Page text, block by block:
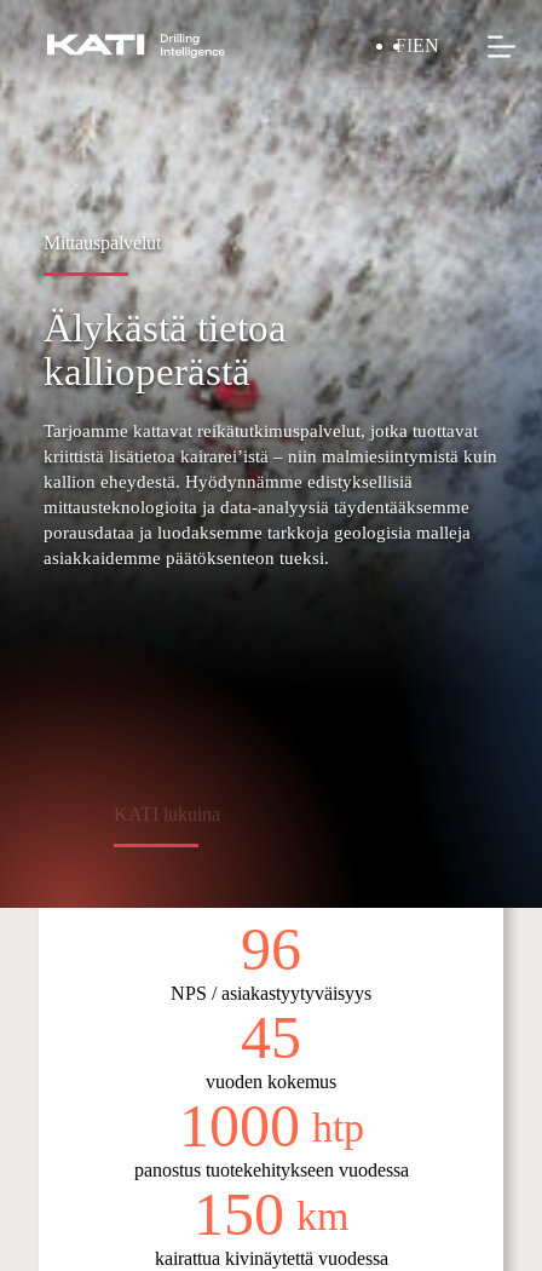
Skip
content
FIEN
Mittauspalvelut
Älykästä tietoa
kallioperästä
Tarjoamme kattavat reikätutkimuspalvelut, jotka tuottavat
kriittistä lisätietoa kairarei’istä – niin malmiesiintymistä kuin
kallion eheydestä. Hyödynnämme edistyksellisiä
mittausteknologioita ja data-analyysiä täydentääksemme
porausdataa ja luodaksemme tarkkoja geologisia malleja
asiakkaidemme päätöksenteon tueksi.
KATI lukuina
96
NPS / asiakastyytyväisyys
45
vuoden kokemus
1000 htp
panostus tuotekehitykseen vuodessa
150 km
kairattua kivinäytettä vuodessa